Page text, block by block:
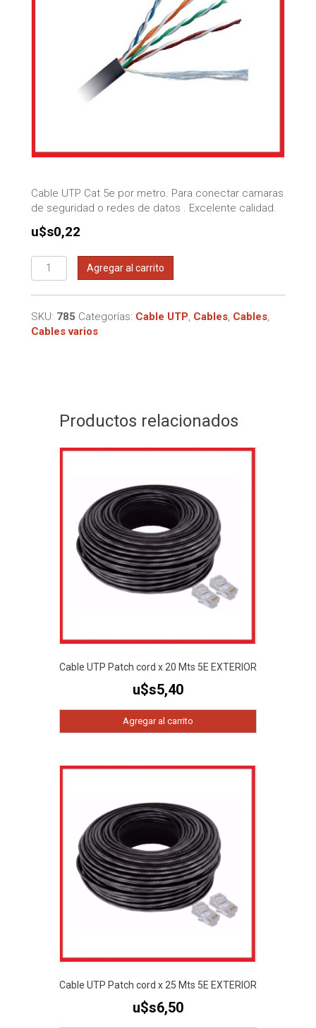
Cable UTP Cat 5e por metro. Para conectar camaras
de seguridad o redes de datos . Excelente calidad.
u$s0,22
Cable
UTP
exterior
metro
cantidad
Agregar al carrito
SKU: 785 Categorías: Cable UTP, Cables, Cables,
Cables varios
Productos relacionados
Cable UTP Patch cord x 20 Mts 5E EXTERIOR
u$s5,40
Agregar al carrito
Cable UTP Patch cord x 25 Mts 5E EXTERIOR
u$s6,50